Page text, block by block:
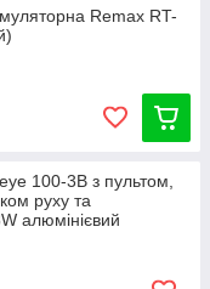
Remax RT-
100-3B з пультом,
руху та
алюмінієвий